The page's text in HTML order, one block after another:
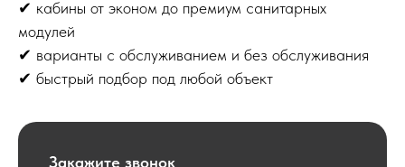
✔ кабины от эконом до премиум санитарных
модулей
✔ варианты с обслуживанием и без обслуживания
✔ быстрый подбор под любой объект
Закажите звонок